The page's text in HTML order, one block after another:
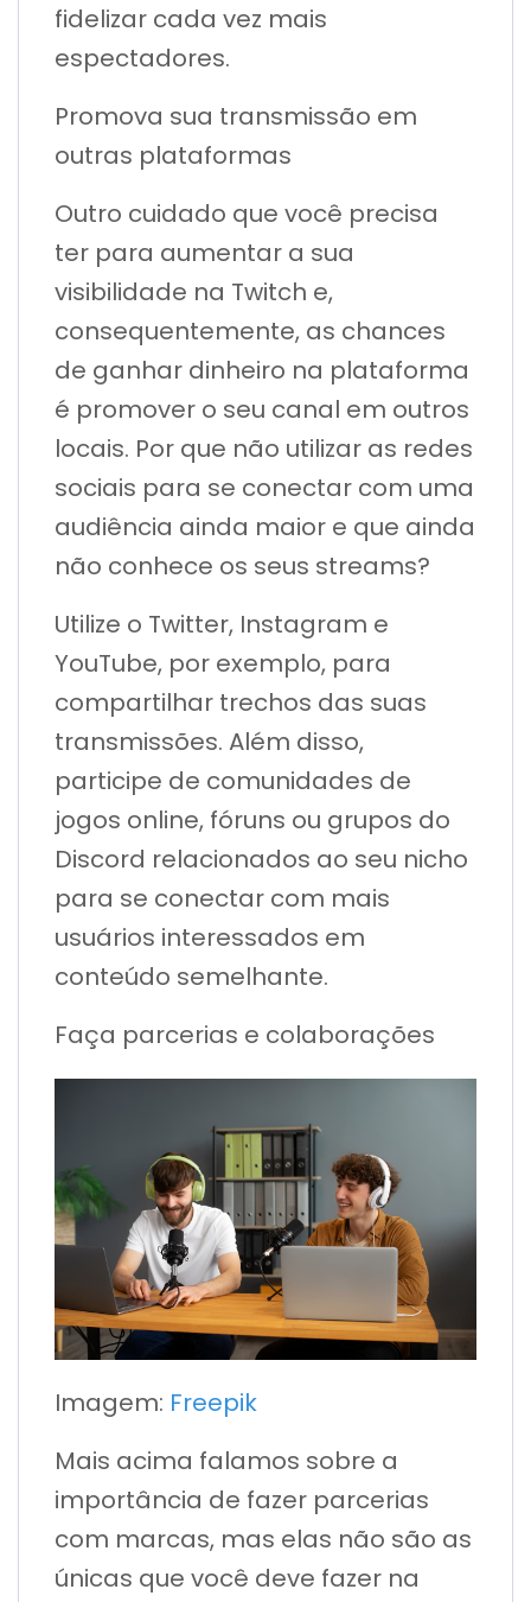
fidelizar cada vez mais
espectadores.
Promova sua transmissão em
outras plataformas
Outro cuidado que você precisa
ter para aumentar a sua
visibilidade na Twitch e,
consequentemente, as chances
de ganhar dinheiro na plataforma
é promover o seu canal em outros
locais. Por que não utilizar as redes
sociais para se conectar com uma
audiência ainda maior e que ainda
não conhece os seus streams?
Utilize o Twitter, Instagram e
YouTube, por exemplo, para
compartilhar trechos das suas
transmissões. Além disso,
participe de comunidades de
jogos online, fóruns ou grupos do
Discord relacionados ao seu nicho
para se conectar com mais
usuários interessados em
conteúdo semelhante.
Faça parcerias e colaborações
Imagem: Freepik
Mais acima falamos sobre a
importância de fazer parcerias
com marcas, mas elas não são as
únicas que você deve fazer na